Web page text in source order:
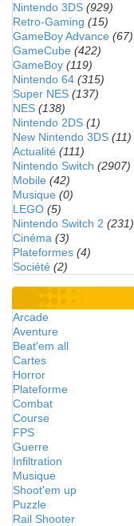
Nintendo 3DS (929)
Retro-Gaming (15)
GameBoy Advance (67)
GameCube (422)
GameBoy (119)
Nintendo 64 (315)
Super NES (137)
NES (138)
Nintendo 2DS (1)
New Nintendo 3DS (11)
Actualité (111)
Nintendo Switch (2907)
Mobile (42)
Musique (0)
LEGO (5)
Nintendo Switch 2 (231)
Cinéma (3)
Plateformes (4)
Société (2)
Arcade
Aventure
Beat'em all
Cartes
Horror
Plateforme
Combat
Course
FPS
Guerre
Infiltration
Musique
Shoot'em up
Puzzle
Rail Shooter